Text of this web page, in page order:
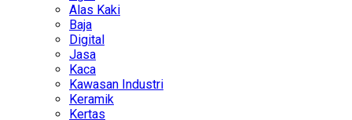
Alas Kaki
Baja
Digital
Jasa
Kaca
Kawasan Industri
Keramik
Kertas